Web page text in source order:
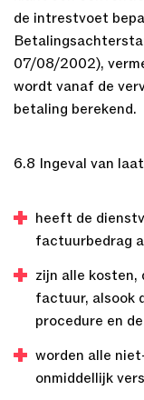
de intrestvoet
07/08/2002),
wordt vanaf de
betaling berekend.
6.8 Ingeval van
heeft de
factuurbedrag
zijn alle kosten,
factuur, alsook
procedure en
worden alle
onmiddellijk